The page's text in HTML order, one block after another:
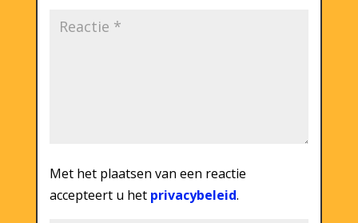
Met het plaatsen van een reactie
accepteert u het privacybeleid.